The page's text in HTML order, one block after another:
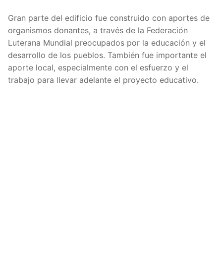
Gran parte del edificio fue construido con aportes de
organismos donantes, a través de la Federación
Luterana Mundial preocupados por la educación y el
desarrollo de los pueblos. También fue importante el
aporte local, especialmente con el esfuerzo y el
trabajo para llevar adelante el proyecto educativo.